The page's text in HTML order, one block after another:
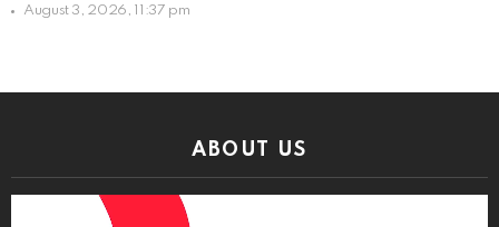
August 3, 2026, 11:37 pm
ABOUT US